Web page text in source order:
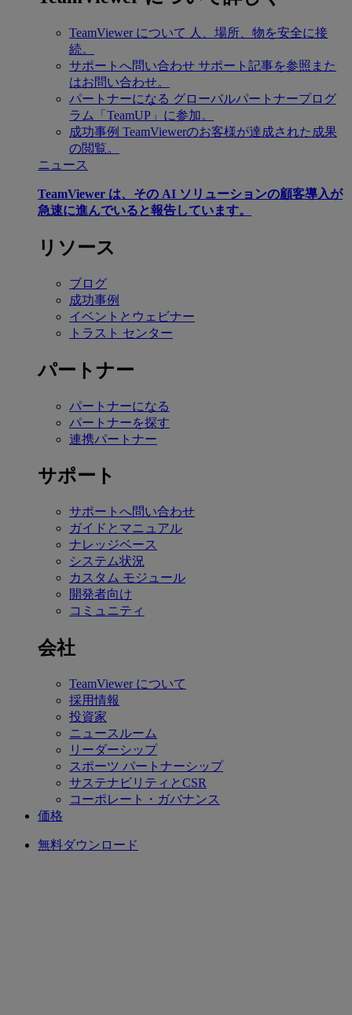
TeamViewer について 人、場所、物を安全に接
続。
サポートへ問い合わせ サポート記事を参照また
はお問い合わせ。
パートナーになる グローバルパートナープログ
ラム「TeamUP」に参加。
成功事例 TeamViewerのお客様が達成された成果
の閲覧。
ニュース
TeamViewer は、その AI ソリューションの顧客導入が
急速に進んでいると報告しています。
リソース
ブログ
成功事例
イベントとウェビナー
トラスト センター
パートナー
パートナーになる
パートナーを探す
連携パートナー
サポート
サポートへ問い合わせ
ガイドとマニュアル
ナレッジベース
システム状況
カスタム モジュール
開発者向け
コミュニティ
会社
TeamViewer について
採用情報
投資家
ニュースルーム
リーダーシップ
スポーツ パートナーシップ
サステナビリティとCSR
コーポレート・ガバナンス
価格
無料ダウンロード